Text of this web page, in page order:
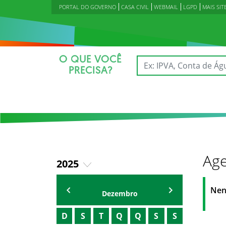
PORTAL DO GOVERNO CASA CIVIL WEBMAIL LGPD MAIS
O QUE VOCÊ
PRECISA?
2025
2023
2024
2026
Dezembro
D S T Q Q S S